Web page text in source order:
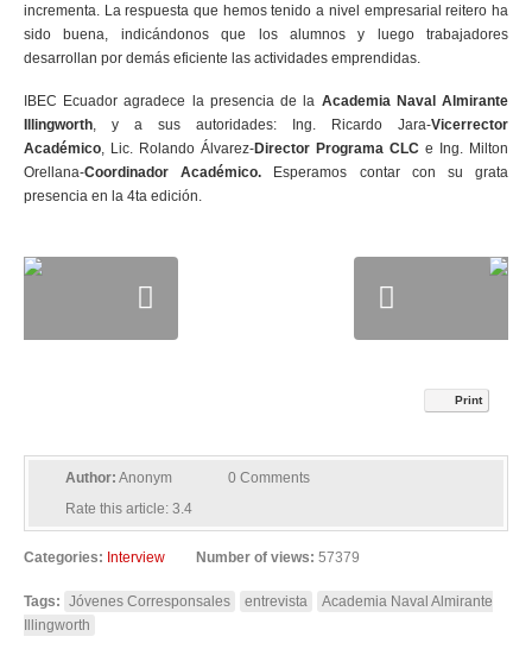
incrementa. La respuesta que hemos tenido a nivel empresarial reitero ha
sido buena, indicándonos que los alumnos y luego trabajadores
desarrollan por demás eficiente las actividades emprendidas.
IBEC Ecuador agradece la presencia de la Academia Naval Almirante
Illingworth , y a sus autoridades: Ing. Ricardo Jara-Vicerrector
Académico , Lic. Rolando Álvarez-Director Programa CLC e Ing. Milton
Orellana-Coordinador Académico. Esperamos contar con su grata
presencia en la 4ta edición.
Print
Author: Anonym
0 Comments
Rate this article: 3.4
Categories: Interview Number of views: 57379
Tags: Jóvenes Corresponsales entrevista
Academia Naval Almirante
Illingworth